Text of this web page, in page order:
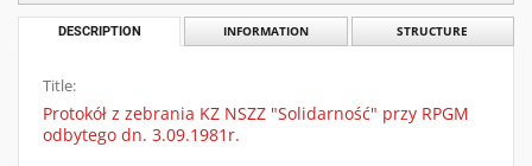
DESCRIPTION INFORMATION STRUCTURE
Title:
Protokół z zebrania KZ NSZZ "Solidarność" przy RPGM
odbytego dn. 3.09.1981r.